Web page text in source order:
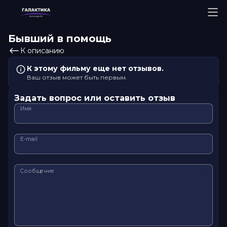
Бывший в помощь
К описанию
К этому фильму еще нет отзывов.
Ваш отзыв может быть первым.
Задать вопрос или оставить отзыв
Имя
E-mail
Сообщение